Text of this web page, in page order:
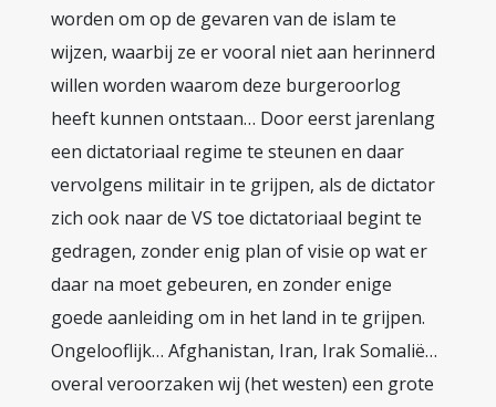
worden om op de gevaren van de islam te
wijzen, waarbij ze er vooral niet aan herinnerd
willen worden waarom deze burgeroorlog
heeft kunnen ontstaan… Door eerst jarenlang
een dictatoriaal regime te steunen en daar
vervolgens militair in te grijpen, als de dictator
zich ook naar de VS toe dictatoriaal begint te
gedragen, zonder enig plan of visie op wat er
daar na moet gebeuren, en zonder enige
goede aanleiding om in het land in te grijpen.
Ongelooflijk… Afghanistan, Iran, Irak Somalië…
overal veroorzaken wij (het westen) een grote